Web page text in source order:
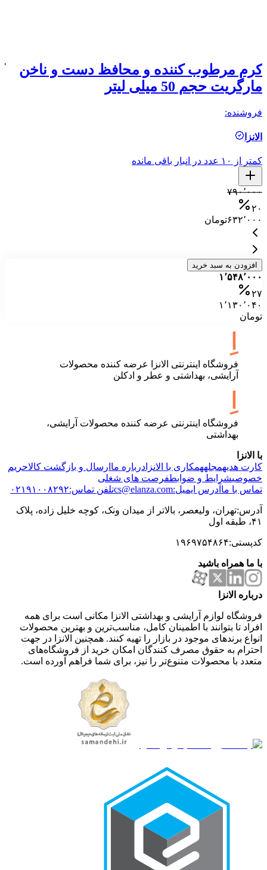
کرم مرطوب کننده و محافظ دست و ناخن
مارگریت حجم 50 میلی لیتر
فروشنده:
الانزا
کمتر از ۱۰ عدد در انبار باقی مانده
۷۹۰٬۰۰۰
۲۰
۶۳۲٬۰۰۰تومان
افزودن به سبد خرید
۱٬۵۴۸٬۰۰۰
۲۷
۱٬۱۳۰٬۰۴۰
تومان
فروشگاه اینترنتی الانزا عرضه کننده محصولات
آرایشی، بهداشتی و عطر و ادکلن
فروشگاه اینترنتی عرضه کننده محصولات آرایشی،
بهداشتی
با الانزا
کارت هدیهمجلههمکاری با الانزا درباره ما ارسال و بازگشت کالاحریم
خصوصیشرایط و ضوابطفرصت های شغلی
تماس با ما آدرس ایمیل:cs@elanza.com تلفن تماس:۰۲۱۹۱۰۰۸۲۹۲
آدرس:تهران، ولیعصر، بالاتر از میدان ونک، کوچه خلیل زاده، پلاک
۴۱، طبقه اول
کدپستی:۱۹۶۹۷۵۴۸۶۴
با ما همراه باشید
درباره الانزا
فروشگاه لوازم آرایشی و بهداشتی الانزا مکانی است برای همه
افراد تا بتوانند با اطمینان کامل، مناسب‌ترین و بهترین محصولات
انواع برندهای موجود در بازار را تهیه کنند. همچنین الانزا در جهت
احترام به حقوق مصرف کنندگان امکان خرید از فروشگاه‌های
متعدد با محصولات متنوع‌تر را نیز، برای شما فراهم آورده است.